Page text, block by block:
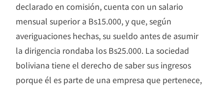
declarado en comisión, cuenta con un salario
mensual superior a Bs15.000, y que, según
averiguaciones hechas, su sueldo antes de asumir
la dirigencia rondaba los Bs25.000. La sociedad
boliviana tiene el derecho de saber sus ingresos
porque él es parte de una empresa que pertenece,